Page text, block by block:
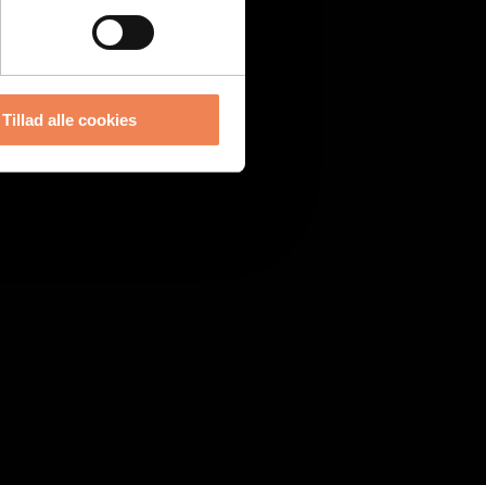
Tillad alle cookies